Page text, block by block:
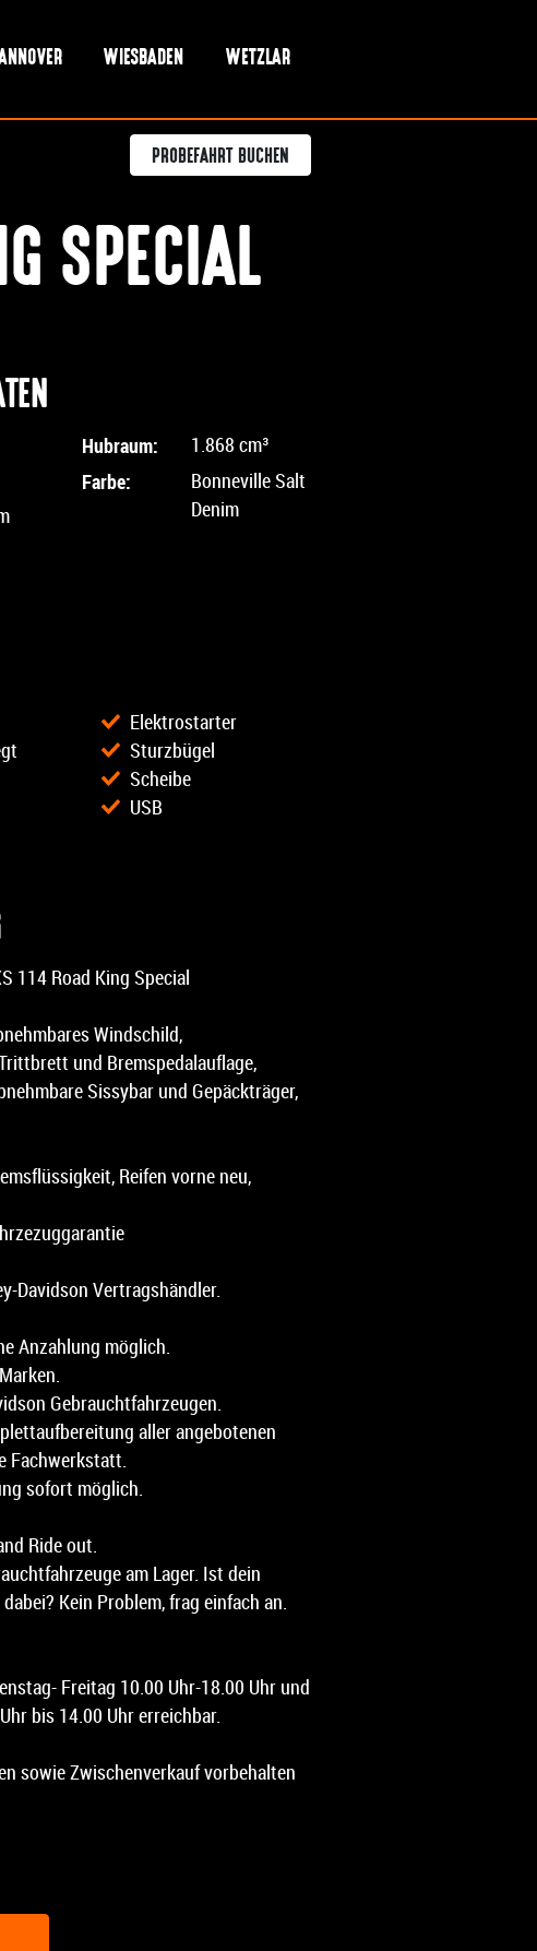
WIESBADEN WETZLAR
PROBEFAHRT BUCHEN
SPECIAL
Hubraum: 1.868 cm³
Farbe:
Bonneville Salt
Denim
Elektrostarter
Sturzbügel
Scheibe
USB
114 Road King Special
Windschild,
und Bremspedalauflage,
Sissybar und Gepäckträger,
Reifen vorne neu,
Davidson Vertragshändler.
Anzahlung möglich.
Gebrauchtfahrzeugen.
aller angebotenen
Fachwerkstatt.
sofort möglich.
Ride out.
am Lager. Ist dein
Kein Problem, frag einfach an.
Freitag 10.00 Uhr-18.00 Uhr und
bis 14.00 Uhr erreichbar.
sowie Zwischenverkauf vorbehalten